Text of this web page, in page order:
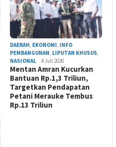
DAERAH, EKONOMI, INFO
PEMBANGUNAN, LIPUTAN KHUSUS,
NASIONAL
4 Juli 2026
Mentan Amran Kucurkan
Bantuan Rp.1,3 Triliun,
Targetkan Pendapatan
Petani Merauke Tembus
Rp.13 Triliun